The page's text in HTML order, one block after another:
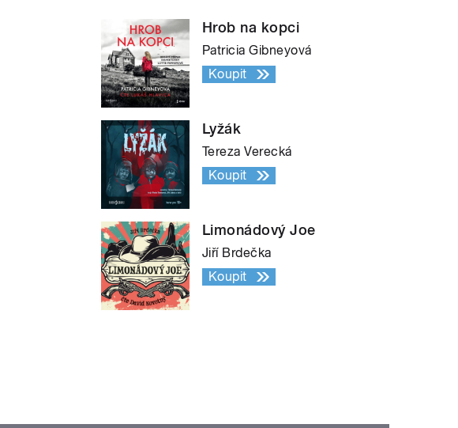
Hrob na kopci
Patricia Gibneyová
Koupit
Lyžák
Tereza Verecká
Koupit
Limonádový Joe
Jiří Brdečka
Koupit